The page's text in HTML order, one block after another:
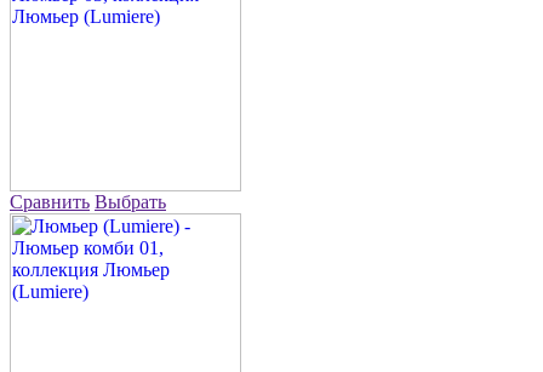
Сравнить Выбрать